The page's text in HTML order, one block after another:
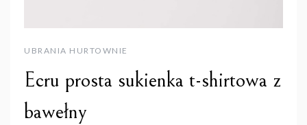
UBRANIA HURTOWNIE
Ecru prosta sukienka t-shirtowa z
bawełny